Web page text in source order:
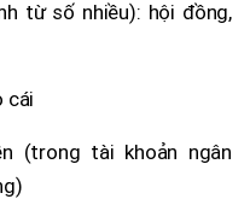
từ số nhiều): hội đồng,
cái
(trong tài khoản ngân